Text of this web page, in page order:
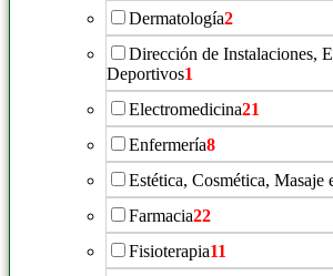
Dermatología2
Dirección de Instalaciones,
Deportivos1
Electromedicina21
Enfermería8
Estética, Cosmética, Masaje
Farmacia22
Fisioterapia11